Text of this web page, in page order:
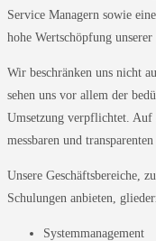
Service Managern sowie
hohe Wertschöpfung unserer
Wir beschränken uns nicht
sehen uns vor allem der
Umsetzung verpflichtet. Auf
messbaren und transparenten
Unsere Geschäftsbereiche,
Schulungen anbieten,
Systemmanagement